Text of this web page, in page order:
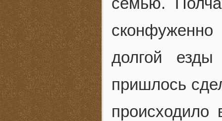
долгой езды
пришлось
происходило